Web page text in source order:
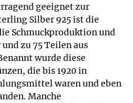
geeignet zur
Silber 925 ist die
Schmuckproduktion und
zu 75 Teilen aus
wurde diese
die bis 1920 in
waren und eben
Manche